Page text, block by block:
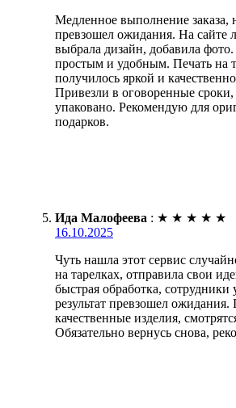
Медленное выполнение заказа,
превзошел ожидания. На сайте
выбрала дизайн, добавила
простым и удобным. Печать на
получилось яркой и
Привезли в оговоренные сроки,
упаковано. Рекомендую для
подарков.
Ида Малофеева : ★ ★ ★ ★ ★
16.10.2025
Чуть нашла этот сервис
на тарелках, отправила свои
быстрая обработка,
результат превзошел ожидания.
качественные изделия,
Обязательно вернусь снова,